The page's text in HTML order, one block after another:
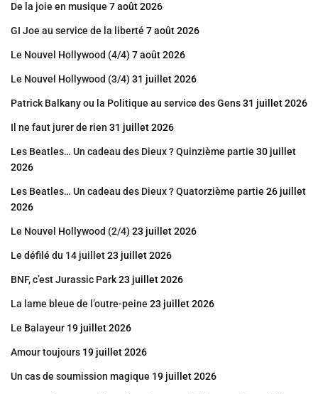
De la joie en musique 7 août 2026
GI Joe au service de la liberté 7 août 2026
Le Nouvel Hollywood (4/4) 7 août 2026
Le Nouvel Hollywood (3/4) 31 juillet 2026
Patrick Balkany ou la Politique au service des Gens31 juillet 2026
Il ne faut jurer de rien 31 juillet 2026
Les Beatles… Un cadeau des Dieux ? Quinzième partie 30 juillet
2026
Les Beatles… Un cadeau des Dieux ? Quatorzième partie 26 juillet
2026
Le Nouvel Hollywood (2/4) 23 juillet 2026
Le défilé du 14 juillet23 juillet 2026
BNF, c’est Jurassic Park23 juillet 2026
La lame bleue de l’outre-peine 23 juillet 2026
Le Balayeur 19 juillet 2026
Amour toujours 19 juillet 2026
Un cas de soumission magique 19 juillet 2026